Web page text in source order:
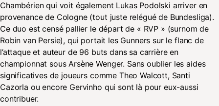
Chambérien qui voit également Lukas Podolski arriver en
provenance de Cologne (tout juste relégué de Bundesliga).
Ce duo est censé pallier le départ de « RVP » (surnom de
Robin van Persie), qui portait les Gunners sur le flanc de
l’attaque et auteur de 96 buts dans sa carrière en
championnat sous Arsène Wenger. Sans oublier les aides
significatives de joueurs comme Theo Walcott, Santi
Cazorla ou encore Gervinho qui sont là pour eux-aussi
contribuer.